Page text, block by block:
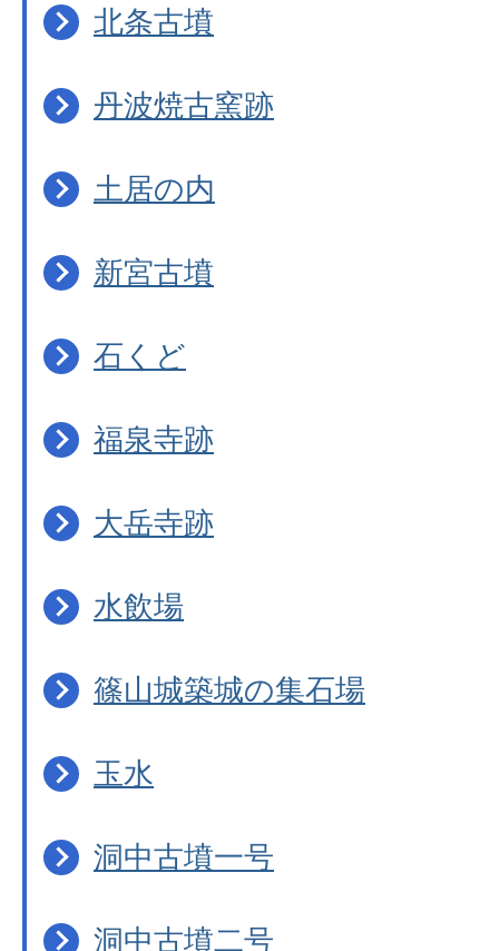
北条古墳
丹波焼古窯跡
土居の内
新宮古墳
石くど
福泉寺跡
大岳寺跡
水飲場
篠山城築城の集石場
玉水
洞中古墳一号
洞中古墳二号